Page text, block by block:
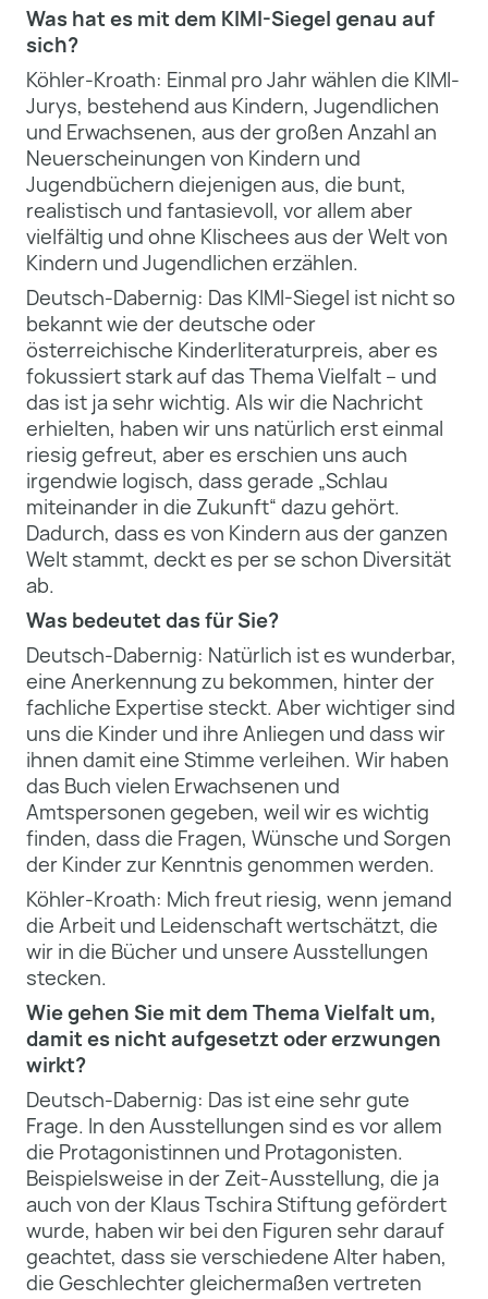
Was hat es mit dem KIMI-Siegel genau auf
sich?
Köhler-Kroath: Einmal pro Jahr wählen die KIMI-
Jurys, bestehend aus Kindern, Jugendlichen
und Erwachsenen, aus der großen Anzahl an
Neuerscheinungen von Kindern und
Jugendbüchern diejenigen aus, die bunt,
realistisch und fantasievoll, vor allem aber
vielfältig und ohne Klischees aus der Welt von
Kindern und Jugendlichen erzählen.
Deutsch-Dabernig: Das KIMI-Siegel ist nicht so
bekannt wie der deutsche oder
österreichische Kinderliteraturpreis, aber es
fokussiert stark auf das Thema Vielfalt – und
das ist ja sehr wichtig. Als wir die Nachricht
erhielten, haben wir uns natürlich erst einmal
riesig gefreut, aber es erschien uns auch
irgendwie logisch, dass gerade „Schlau
miteinander in die Zukunft“ dazu gehört.
Dadurch, dass es von Kindern aus der ganzen
Welt stammt, deckt es per se schon Diversität
ab.
Was bedeutet das für Sie?
Deutsch-Dabernig: Natürlich ist es wunderbar,
eine Anerkennung zu bekommen, hinter der
fachliche Expertise steckt. Aber wichtiger sind
uns die Kinder und ihre Anliegen und dass wir
ihnen damit eine Stimme verleihen. Wir haben
das Buch vielen Erwachsenen und
Amtspersonen gegeben, weil wir es wichtig
finden, dass die Fragen, Wünsche und Sorgen
der Kinder zur Kenntnis genommen werden.
Köhler-Kroath: Mich freut riesig, wenn jemand
die Arbeit und Leidenschaft wertschätzt, die
wir in die Bücher und unsere Ausstellungen
stecken.
Wie gehen Sie mit dem Thema Vielfalt um,
damit es nicht aufgesetzt oder erzwungen
wirkt?
Deutsch-Dabernig: Das ist eine sehr gute
Frage. In den Ausstellungen sind es vor allem
die Protagonistinnen und Protagonisten.
Beispielsweise in der Zeit-Ausstellung, die ja
auch von der Klaus Tschira Stiftung gefördert
wurde, haben wir bei den Figuren sehr darauf
geachtet, dass sie verschiedene Alter haben,
die Geschlechter gleichermaßen vertreten